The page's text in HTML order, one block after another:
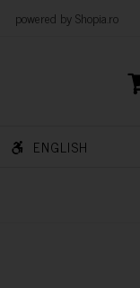
Shopia.ro
ENGLISH